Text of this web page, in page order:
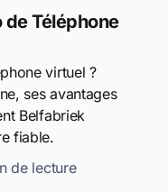
Téléphone
virtuel ?
ses avantages
Belfabriek
fiable.
de lecture